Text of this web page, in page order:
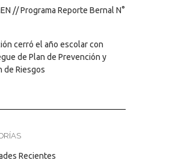
// Programa Reporte Bernal N°
cerró el año escolar con
de Plan de Prevención y
de Riesgos
Recientes